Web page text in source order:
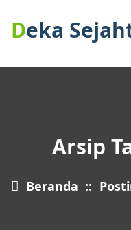
Deka
Arsip
Beranda ::